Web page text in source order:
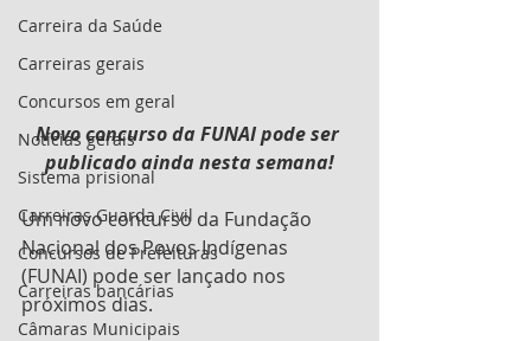
Carreira da Saúde
Carreiras gerais
Concursos em geral
Notícias gerais
Sistema prisional
Carreiras Guarda Civil
Concursos de Prefeituras
Carreiras bancárias
Câmaras Municipais
Novo concurso da FUNAI pode ser
publicado ainda nesta semana!
Um novo concurso da Fundação
Nacional dos Povos Indígenas
(FUNAI) pode ser lançado nos
próximos dias.